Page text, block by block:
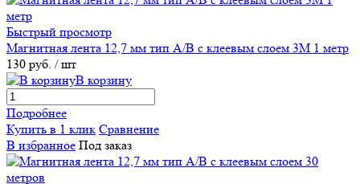
Быстрый просмотр
Магнитная лента 12,7 мм тип А/В с клеевым слоем 3M 1 метр
130 руб. / шт
В корзину
Подробнее
Купить в 1 клик Сравнение
В избранное Под заказ